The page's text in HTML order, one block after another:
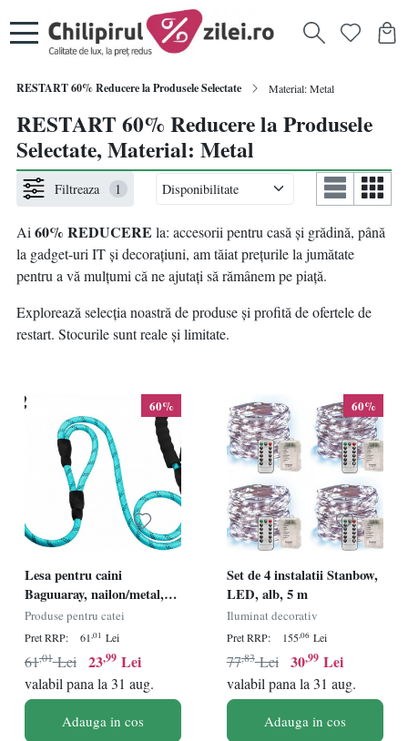
RESTART 60% Reducere la Produsele Selectate Material: Metal
RESTART 60% Reducere la Produsele
Selectate, Material: Metal
Filtreaza 1
Ai 60% REDUCERE la: accesorii pentru casă și grădină, până
la gadget-uri IT și decorațiuni, am tăiat prețurile la jumătate
pentru a vă mulțumi că ne ajutați să rămânem pe piață.
Explorează selecția noastră de produse și profită de ofertele de
restart. Stocurile sunt reale și limitate.
60%
Lesa pentru caini
Baguuaray, nailon/metal,
albastru deschis, 180 cm
Produse pentru catei
Pret RRP: 61,01 Lei
23,99 Lei
61,01 Lei
valabil pana la 31 aug.
Adauga in cos
60%
Set de 4 instalatii Stanbow,
LED, alb, 5 m
Iluminat decorativ
Pret RRP: 155,06 Lei
30,99 Lei
77,83 Lei
valabil pana la 31 aug.
Adauga in cos